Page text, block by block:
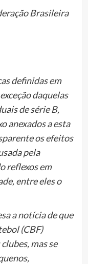
Brasileira
definidas em
daquelas
de série B,
anexados a esta
os efeitos
pela
reflexos em
entre eles o
a notícia de que
(CBF)
mas se